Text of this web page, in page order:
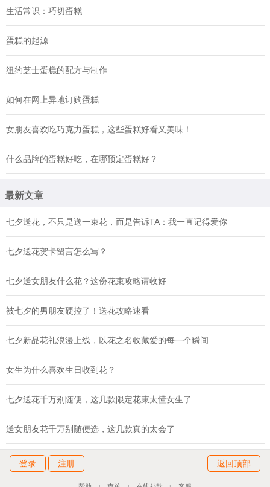
生活常识：巧切蛋糕
蛋糕的起源
纽约芝士蛋糕的配方与制作
如何在网上异地订购蛋糕
女朋友喜欢吃巧克力蛋糕，这些蛋糕好看又美味！
什么品牌的蛋糕好吃，在哪预定蛋糕好？
最新文章
七夕送花，不只是送一束花，而是告诉TA：我一直记得爱你
七夕送花贺卡留言怎么写？
七夕送女朋友什么花？这份花束攻略请收好
被七夕的男朋友硬控了！送花攻略速看
七夕新品花礼浪漫上线，以花之名收藏爱的每一个瞬间
女生为什么喜欢生日收到花？
七夕送花千万别随便，这几款限定花束太懂女生了
送女朋友花千万别随便选，这几款真的太会了
返回顶部
登录 注册